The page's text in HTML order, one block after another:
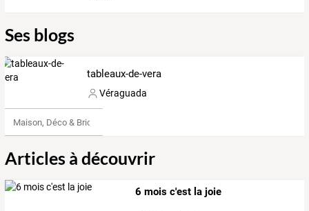
Ses blogs
tableaux-de-vera
Véraguada
Maison, Déco & Bricolage
Articles à découvrir
6 mois c'est la joie